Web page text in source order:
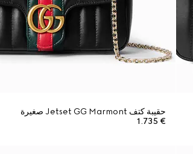
حقيبة كتف Jetset GG Marmont صغيرة
€ 1.735